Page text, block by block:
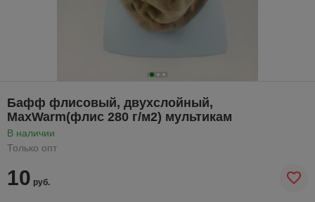
Бафф флисовый, двухслойный,
MaxWarm(флис 280 г/м2) мультикам
В наличии
Только опт
10 руб.